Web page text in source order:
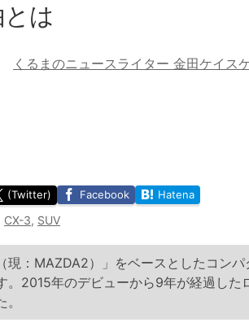
は
くるまのニュースライター 金田ケイス
(Twitter) Facebook Hatena
CX-3, SUV
現：MAZDA2）」をベースとしたコン
。2015年のデビューから9年が経過した